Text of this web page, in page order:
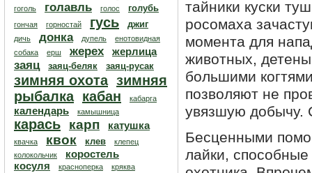
гоголь голавль голос голубь
гончая горностай гусь джиг
дичь донка дупель
енотовидная
собака
ерш жерех жерлица
заяц заяц-беляк заяц-русак
зимняя охота зимняя
рыбалка кабан кабарга
календарь камышница
карась карп катушка
квачка квок клев
клепец
колокольчик
коростель
косуля
красноперка
кряква
тайники куски
росомаха
момента для
животных,
большими
позволяют не
увязшую добычу.
Бесценными
лайки,